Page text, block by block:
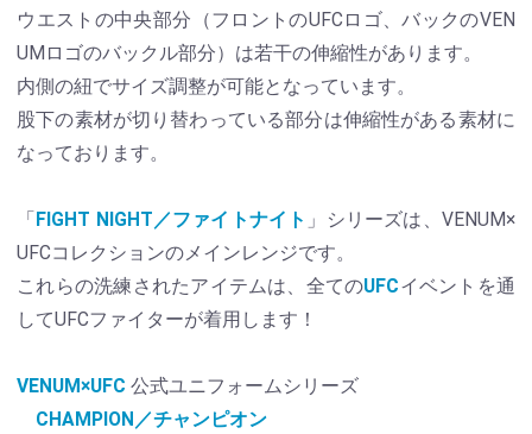
ウエストの中央部分（フロントのUFCロゴ、バックのVEN
UMロゴのバックル部分）は若干の伸縮性があります。
内側の紐でサイズ調整が可能となっています。
股下の素材が切り替わっている部分は伸縮性がある素材に
なっております。
「 FIGHT NIGHT／ファイトナイト 」シリーズは、VENUM×
UFCコレクションのメインレンジです。
これらの洗練されたアイテムは、全てのUFCイベントを通
してUFCファイターが着用します！
VENUM×UFC 公式ユニフォームシリーズ
CHAMPION／チャンピオン